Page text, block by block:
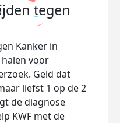
tegen
Kanker in
voor
Geld dat
liefst 1 op de 2
de diagnose
KWF met de